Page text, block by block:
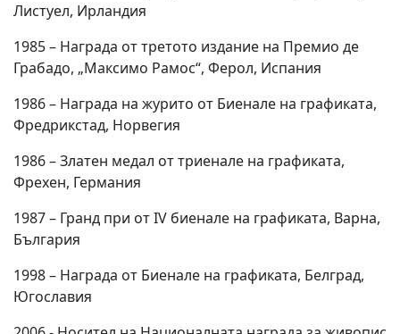
Листуел, Ирландия
1985 – Награда от третото издание на Премио де
Грабадо, „Максимо Рамос“, Ферол, Испания
1986 – Награда на журито от Биенале на графиката,
Фредрикстад, Норвегия
1986 – Златен медал от триенале на графиката,
Фрехен, Германия
1987 – Гранд при от IV биенале на графиката, Варна,
България
1998 – Награда от Биенале на графиката, Белград,
Югославия